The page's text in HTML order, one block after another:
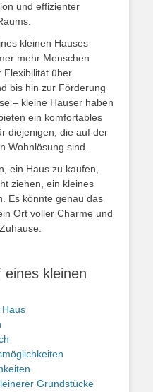
und effizienter
kleinen Hauses
mehr Menschen
Flexibilität über
bis hin zur Förderung
– kleine Häuser haben
ein komfortables
diejenigen, die auf der
Wohnlösung sind.
ein Haus zu kaufen,
ziehen, ein kleines
Es könnte genau das
Ort voller Charme und
eines kleinen
Grundstücke